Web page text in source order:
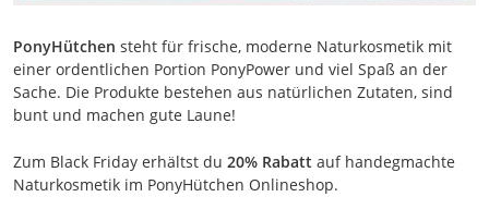
PonyHütchen steht für frische, moderne Naturkosmetik mit
einer ordentlichen Portion PonyPower und viel Spaß an der
Sache. Die Produkte bestehen aus natürlichen Zutaten, sind
bunt und machen gute Laune!
Zum Black Friday erhältst du 20% Rabatt auf handegmachte
Naturkosmetik im PonyHütchen Onlineshop.